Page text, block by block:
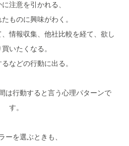
注意を引かれる、
ものに興味がわく。
情報収集、他社比較を経て、欲し
買いたくなる。
などの行動に出る。
は行動すると言う心理パターンで
す。
ーを選ぶときも、